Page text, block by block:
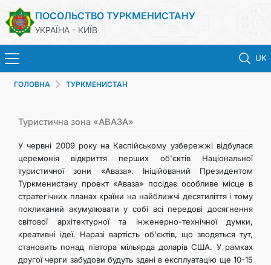
ПОСОЛЬСТВО ТУРКМЕНИСТАНУ
УКРАЇНА - КИЇВ
UK
ГОЛОВНА
НОВИНИ
ТУРКМЕНИСТАН
КОНСУЛЬСЬКІ ПОСЛУГИ
МЗС
КОНТАКТНІ ДАНІ
ГОЛОВНА ТУРКМЕНИСТАН
Туристична зона «АВАЗА»
У червні 2009 року на Каспійському узбережжі відбулася
церемонія відкриття перших об'єктів Національної
туристичної зони «Аваза». Ініційований Президентом
Туркменистану проект «Аваза» посідає особливе місце в
стратегічних планах країни на найближчі десятиліття і тому
покликаний акумулювати у собі всі передові досягнення
світової архітектурної та інженерно-технічної думки,
креативні ідеї. Наразі вартість об'єктів, що зводяться тут,
становить понад півтора мільярда доларів США. У рамках
другої черги забудови будуть здані в експлуатацію ще 10-15